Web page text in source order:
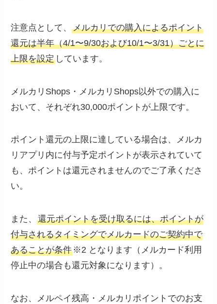
注意点として、メルカリでの購入によるポイント
還元は半年（4/1〜9/30および10/1〜3/31）ごとに
上限を設定 しています。
メルカリShops・メルカリShops以外での購入に
おいて、それぞれ30,000ポイントが上限です。
ポイント還元の上限に達している場合は、メルカ
リアプリ内に付与予定ポイントが表示されていて
も、ポイントは還元されませんのでご了承くださ
い。
また、還元ポイントを受け取るには、ポイントが
付与されるタイミングでメルカードのご契約中で
あることが条件※2 となります（メルカード利用
停止中の場合も還元対象になります）。
なお、メルペイ残高・メルカリポイントでのお支